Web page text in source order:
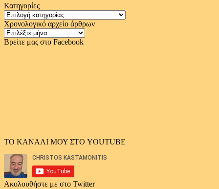
Κατηγορίες
Κατηγορίες
Χρονολογικό αρχείο άρθρων
Χρονολογικό
αρχείο
Βρείτε μας στο Facebook
ΤΟ ΚΑΝΑΛΙ ΜΟΥ ΣΤΟ YOUTUBE
Ακολουθήστε με στο Twitter